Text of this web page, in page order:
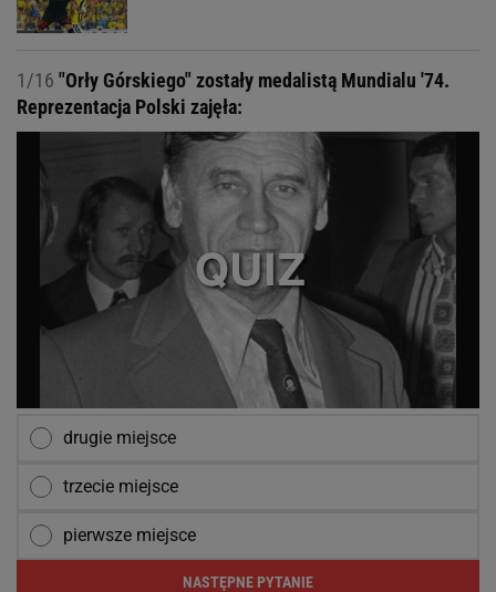
1/16 "Orły Górskiego" zostały medalistą Mundialu '74.
Reprezentacja Polski zajęła:
drugie miejsce
trzecie miejsce
pierwsze miejsce
NASTĘPNE PYTANIE